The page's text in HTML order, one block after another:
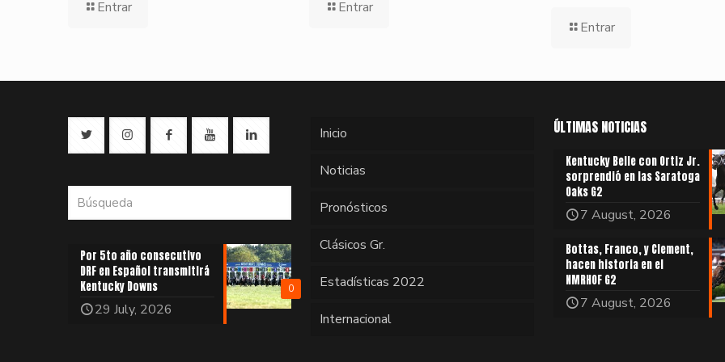
Entrar
Entrar
Entrar
0
Por 5to año consecutivo
DRF en Español transmitirá
Kentucky Downs
29 July, 2026
Inicio
Noticias
Pronósticos
Clásicos Gr.
Estadísticas 2022
Internacional
ÚLTIMAS NOTICIAS
Kentucky Belle con Ortiz Jr.
sorprendió en las Saratoga
Oaks G2
7 August, 2026
Bottas, Franco, y Clement,
hacen historia en el
NMRHOF G2
7 August, 2026